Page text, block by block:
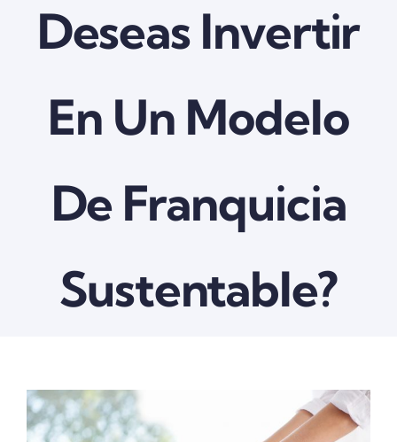
Deseas Invertir
En Un Modelo
De Franquicia
Sustentable?
View
Larger